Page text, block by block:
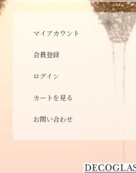
マイアカウント
会員登録
ログイン
カートを見る
お問い合わせ